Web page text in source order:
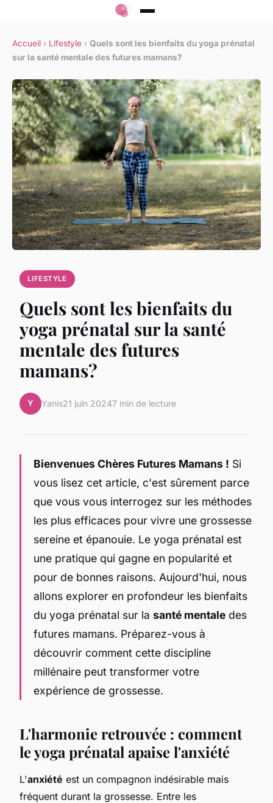
Accueil › Lifestyle › Quels sont les bienfaits du yoga prénatal
sur la santé mentale des futures mamans?
LIFESTYLE
Quels sont les bienfaits du
yoga prénatal sur la santé
mentale des futures
mamans?
Y Yanis21 juin 20247 min de lecture
Bienvenues Chères Futures Mamans ! Si
vous lisez cet article, c'est sûrement parce
que vous vous interrogez sur les méthodes
les plus efficaces pour vivre une grossesse
sereine et épanouie. Le yoga prénatal est
une pratique qui gagne en popularité et
pour de bonnes raisons. Aujourd'hui, nous
allons explorer en profondeur les bienfaits
du yoga prénatal sur la santé mentale des
futures mamans. Préparez-vous à
découvrir comment cette discipline
millénaire peut transformer votre
expérience de grossesse.
L'harmonie retrouvée : comment
le yoga prénatal apaise l'anxiété
L'anxiété est un compagnon indésirable mais
fréquent durant la grossesse. Entre les